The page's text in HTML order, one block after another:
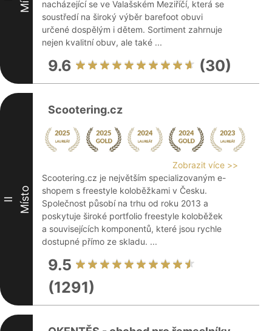
nacházející se ve Valašském Meziříčí, která se
soustředí na široký výběr barefoot obuvi
určené dospělým i dětem. Sortiment zahrnuje
nejen kvalitní obuv, ale také ...
9.6 (30)
II Místo
Scootering.cz
Zobrazit více >>
Scootering.cz je největším specializovaným e-
shopem s freestyle koloběžkami v Česku.
Společnost působí na trhu od roku 2013 a
poskytuje široké portfolio freestyle koloběžek
a souvisejících komponentů, které jsou rychle
dostupné přímo ze skladu. ...
9.5
(1291)